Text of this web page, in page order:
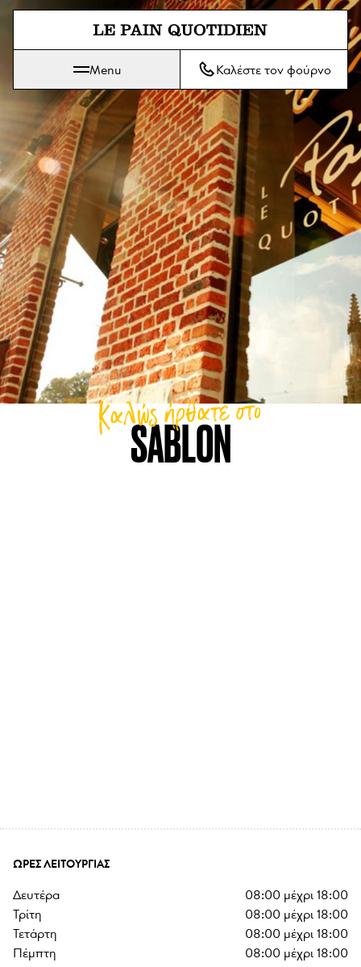
Μετάβαση απευθείας στο κύριο
Το Le Pain Quotidien σημαίνει Το Καθημερινό Ψωμί
Menu Καλέστε τον φούρνο
SABLON
Καλώς ήρθατε στο
ΏΡΕΣ ΛΕΙΤΟΥΡΓΊΑΣ
δευτέρα 08:00 μέχρι18:00
τρίτη
08:00 μέχρι18:00
τετάρτη
08:00 μέχρι18:00
πέμπτη
08:00 μέχρι18:00